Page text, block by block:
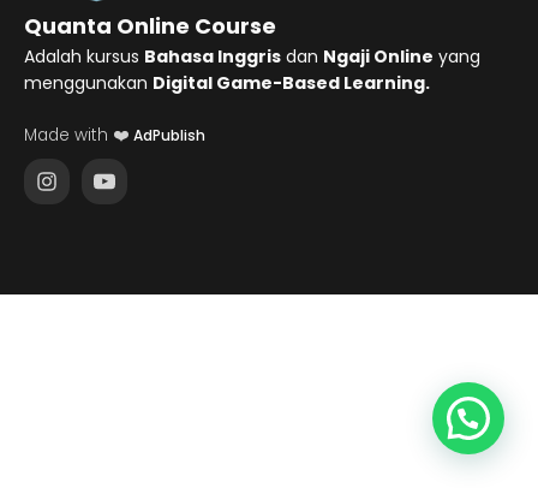
Quanta Online Course
Adalah kursus Bahasa Inggris dan Ngaji Online yang
menggunakan Digital Game-Based Learning.
Made with ❤️ AdPublish